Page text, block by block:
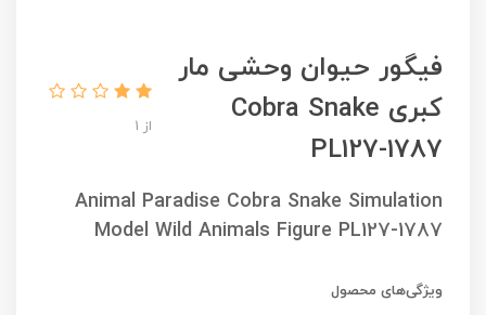
فیگور حیوان وحشی مار
کبری Cobra Snake
PL127-1787
از 1
Animal Paradise Cobra Snake Simulation
Model Wild Animals Figure PL127-1787
ویژگی‌های محصول